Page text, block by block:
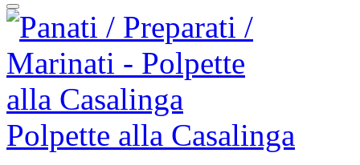
Polpette alla Casalinga